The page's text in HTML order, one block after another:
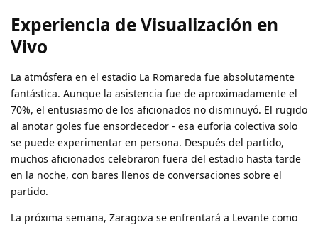
Experiencia de Visualización en
Vivo
La atmósfera en el estadio La Romareda fue absolutamente
fantástica. Aunque la asistencia fue de aproximadamente el
70%, el entusiasmo de los aficionados no disminuyó. El rugido
al anotar goles fue ensordecedor - esa euforia colectiva solo
se puede experimentar en persona. Después del partido,
muchos aficionados celebraron fuera del estadio hasta tarde
en la noche, con bares llenos de conversaciones sobre el
partido.
La próxima semana, Zaragoza se enfrentará a Levante como